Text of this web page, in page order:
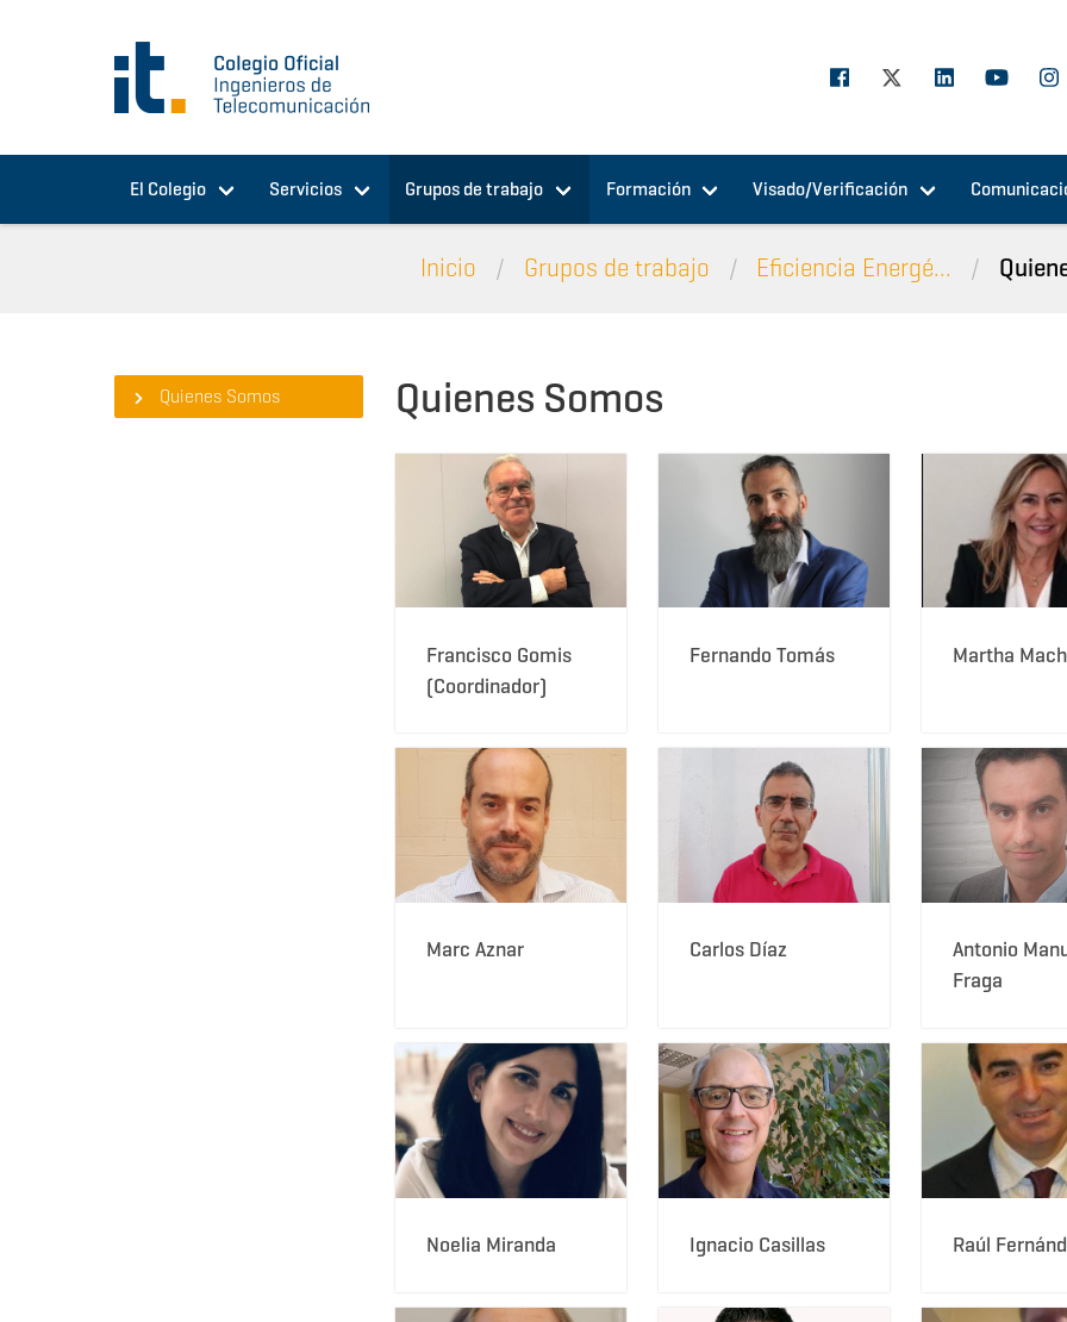
El Colegio Servicios Grupos de trabajo Formación Visado/Verificación
Inicio Grupos de trabajo Eficiencia Energé...
Quienes Somos Quienes Somos
Francisco Gomis
(Coordinador)
Fernando Tomás Martha
Marc Aznar Carlos Díaz
Antonio
Fraga
Noelia Miranda Ignacio Casillas Raúl